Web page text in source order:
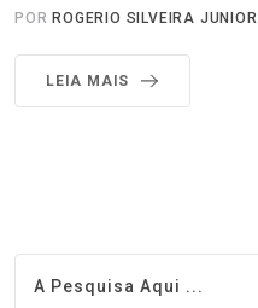
POR ROGERIO SILVEIRA JUNIOR
LEIA MAIS